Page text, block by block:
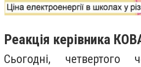
Реакція керівника
Сьогодні, четвертого